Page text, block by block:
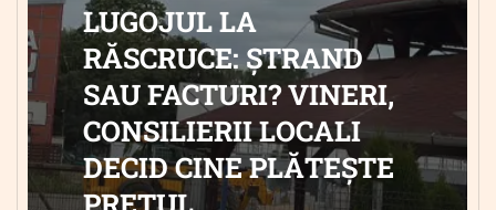
LUGOJUL LA
RĂSCRUCE: ȘTRAND
SAU FACTURI? VINERI,
CONSILIERII LOCALI
DECID CINE PLĂTEȘTE